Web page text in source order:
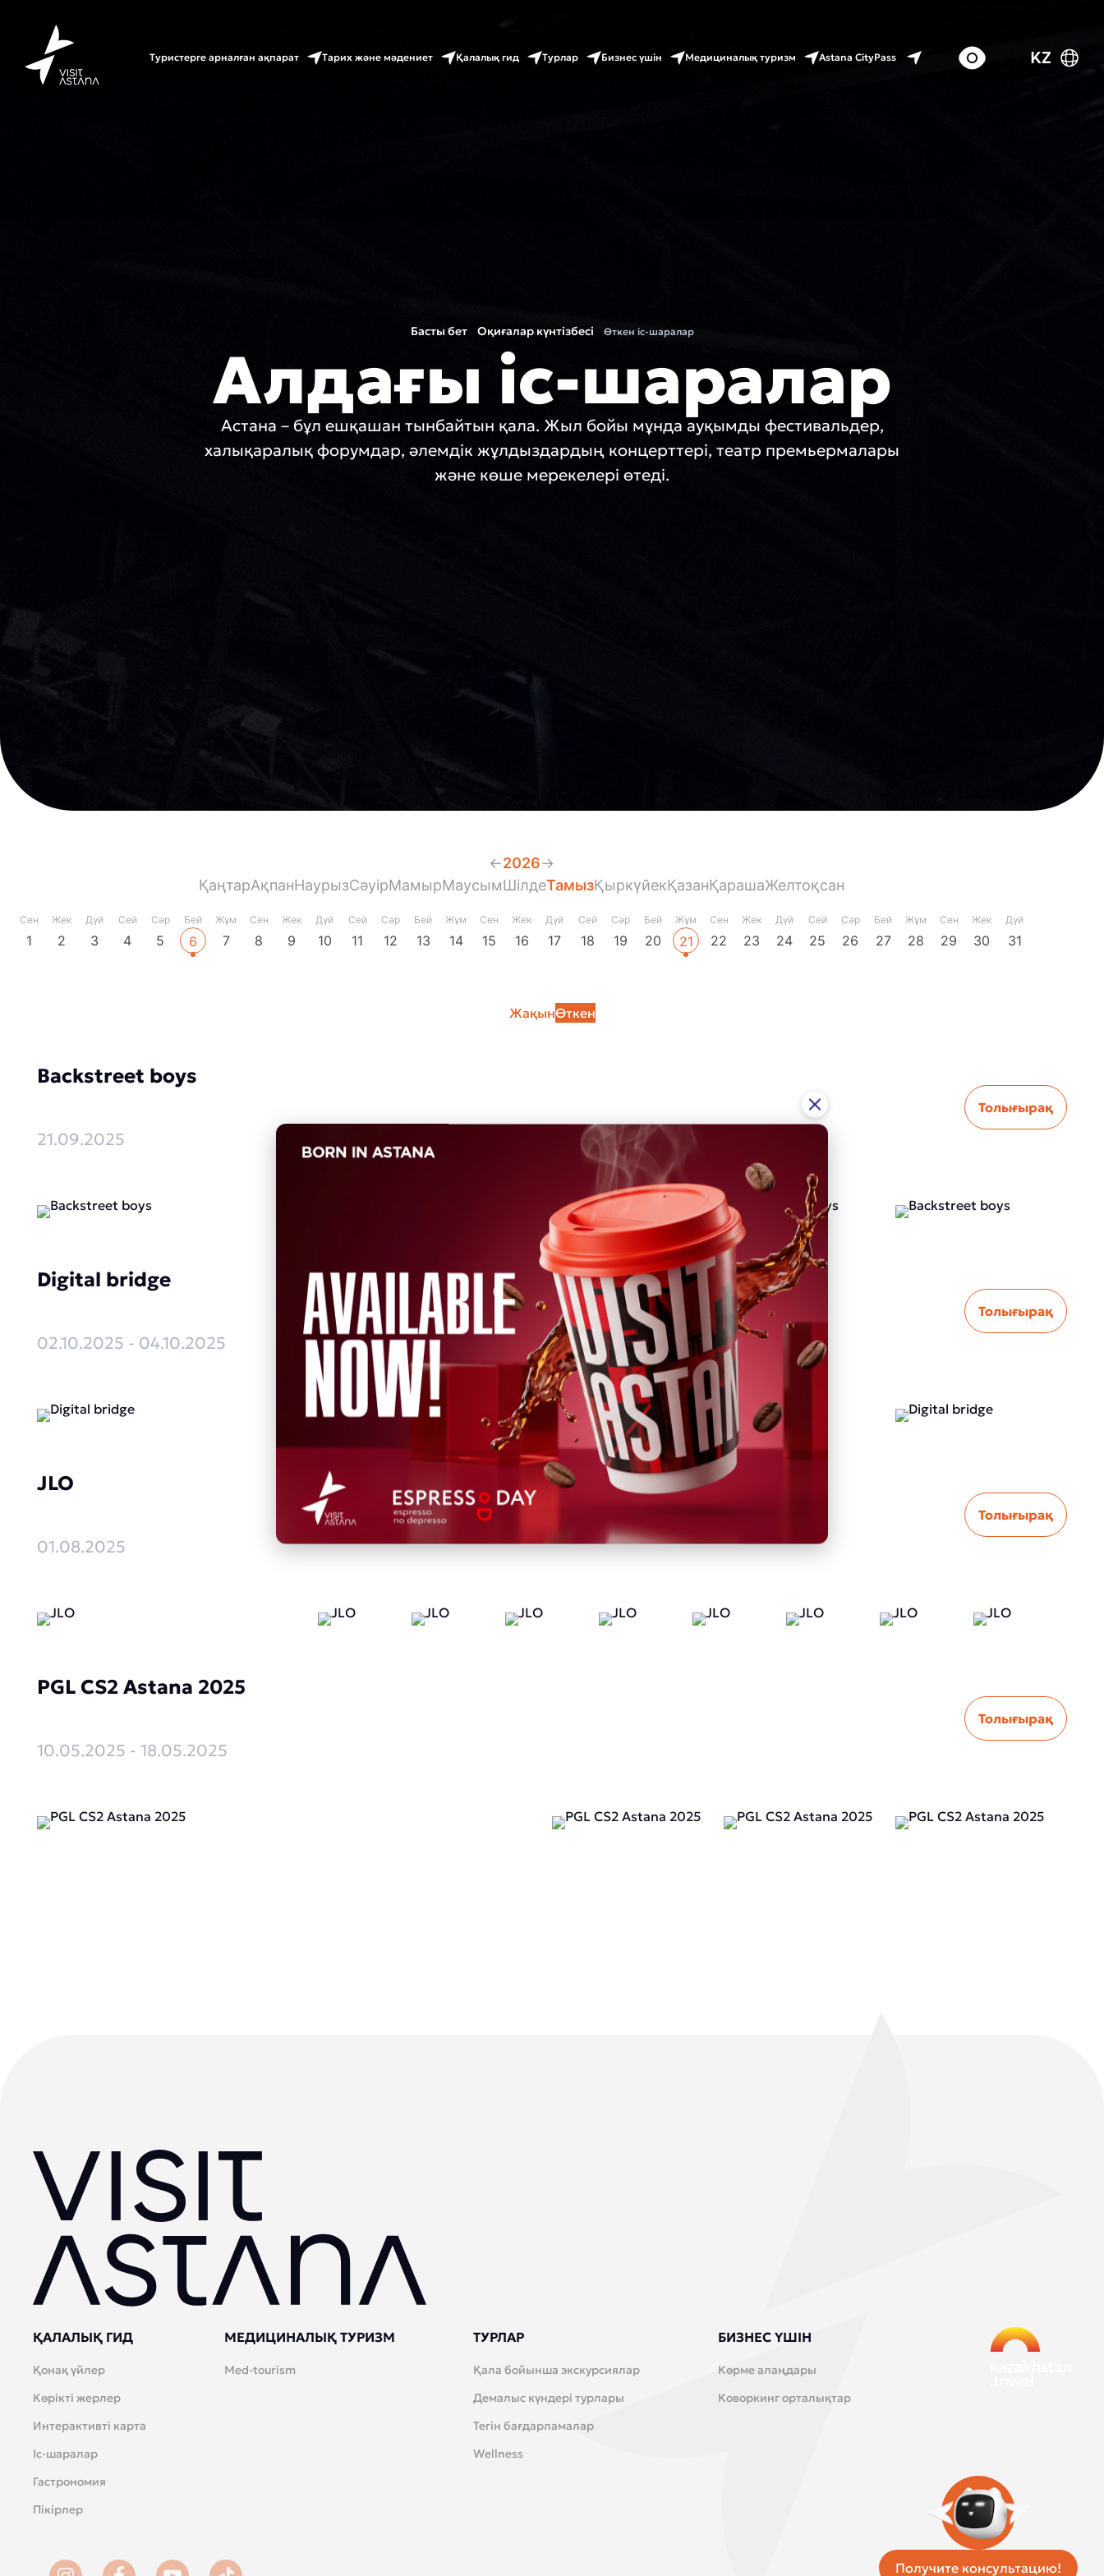
Получите консультацию!
Туристерге арналған ақпарат Тарих және мәдениет Қалалық гид Турлар Бизнес үшін Медициналық туризм Astana CityPass KZ
Басты бет Оқиғалар күнтізбесі Өткен іс-шаралар
Алдағы іс-шаралар
Астана – бұл ешқашан тынбайтын қала. Жыл бойы мұнда ауқымды фестивальдер,
халықаралық форумдар, әлемдік жұлдыздардың концерттері, театр премьермалары
және көше мерекелері өтеді.
ЖақынӨткен
Backstreet boys
21.09.2025
Толығырақ
Digital bridge
02.10.2025 - 04.10.2025
Толығырақ
JLO
01.08.2025
Толығырақ
PGL CS2 Astana 2025
10.05.2025 - 18.05.2025
Толығырақ
←2026→
ҚаңтарАқпанНаурызСәуірМамырМаусымШілдеТамызҚыркүйекҚазанҚарашаЖелтоқсан
Сен
1
Жек
2
Дүй
3
Сей
4
Сәр
5
Бей
6
Жұм
7
Сен
8
Жек
9
Дүй
10
Сей
11
Сәр
12
Бей
13
Жұм
14
Сен
15
Жек
16
Дүй
17
Сей
18
Сәр
19
Бей
20
Жұм
21
Сен
22
Жек
23
Дүй
24
Сей
25
Сәр
26
Бей
27
Жұм
28
Сен
29
Жек
30
Дүй
31
ҚАЛАЛЫҚ ГИД
Қонақ үйлер
Көрікті жерлер
Интерактивті карта
Іс-шаралар
Гастрономия
Пікірлер
МЕДИЦИНАЛЫҚ ТУРИЗМ
Med-tourism
ТУРЛАР
Қала бойынша экскурсиялар
Демалыс күндері турлары
Тегін бағдарламалар
Wellness
БИЗНЕС ҮШІН
Көрме алаңдары
Коворкинг орталықтар